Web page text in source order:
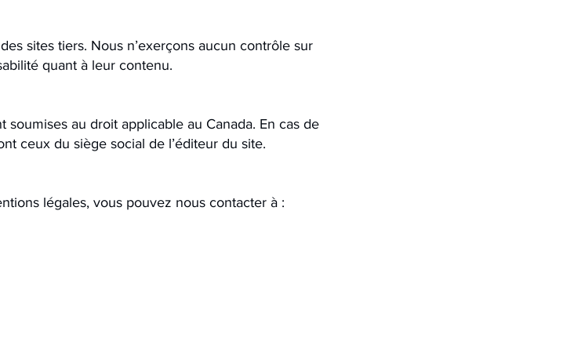
sites tiers. Nous n’exerçons aucun contrôle sur
quant à leur contenu.
soumises au droit applicable au Canada. En cas de
ceux du siège social de l’éditeur du site.
légales, vous pouvez nous contacter à :